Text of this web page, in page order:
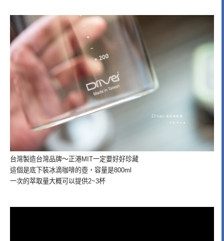
台灣製造台灣品牌～正港MIT一定要好好珍藏
這個是底下裝冰滴咖啡的壺，容量是800ml
一次的萃取量大概可以提供2~3杯